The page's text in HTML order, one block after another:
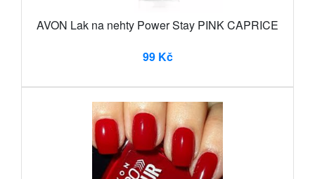
AVON Lak na nehty Power Stay PINK CAPRICE
99 Kč